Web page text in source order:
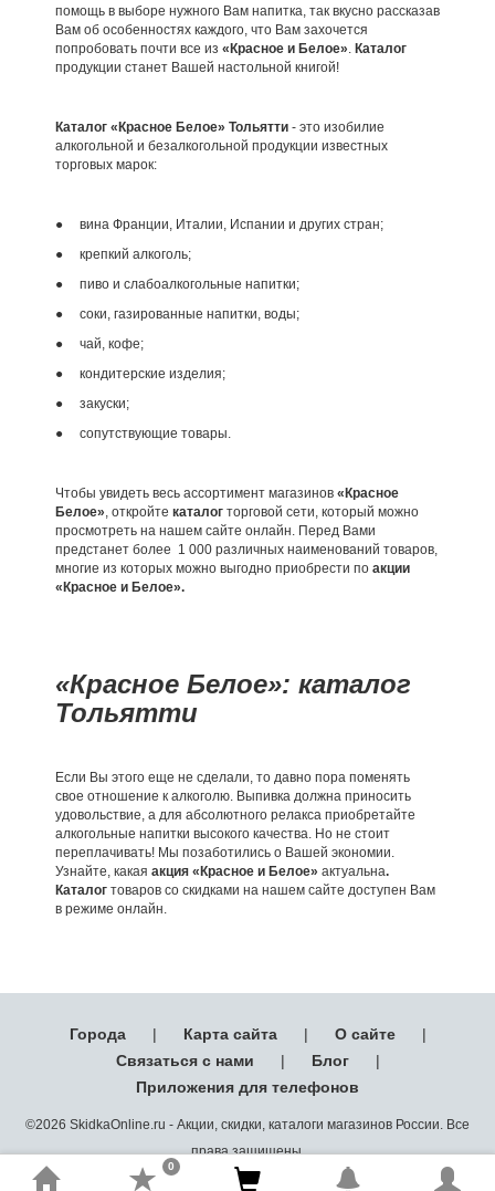
помощь в выборе нужного Вам напитка, так вкусно рассказав
Вам об особенностях каждого, что Вам захочется
попробовать почти все из «Красное и Белое».Каталог
продукции станет Вашей настольной книгой!
Каталог «Красное Белое» Тольятти - это изобилие
алкогольной и безалкогольной продукции известных
торговых марок:
● вина Франции, Италии, Испании и других стран;
● крепкий алкоголь;
● пиво и слабоалкогольные напитки;
● соки, газированные напитки, воды;
● чай, кофе;
● кондитерские изделия;
● закуски;
● сопутствующие товары.
Чтобы увидеть весь ассортимент магазинов «Красное
Белое», откройте каталог торговой сети, который можно
просмотреть на нашем сайте онлайн. Перед Вами
предстанет более 1 000 различных наименований товаров,
многие из которых можно выгодно приобрести по акции
«Красное и Белое».
«Красное Белое»: каталог
Тольятти
Если Вы этого еще не сделали, то давно пора поменять
свое отношение к алкоголю. Выпивка должна приносить
удовольствие, а для абсолютного релакса приобретайте
алкогольные напитки высокого качества. Но не стоит
переплачивать! Мы позаботились о Вашей экономии.
Узнайте, какая акция «Красное и Белое» актуальна.
Каталог товаров со скидками на нашем сайте доступен Вам
в режиме онлайн.
Города | Карта сайта | О сайте
|
Связаться с нами
| Блог
|
Приложения для телефонов
©2026 SkidkaOnline.ru - Акции, скидки, каталоги магазинов России. Все
права защищены.
0